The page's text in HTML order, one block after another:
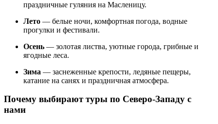
праздничные гуляния на Масленицу.
Лето — белые ночи, комфортная погода, водные
прогулки и фестивали.
Осень — золотая листва, уютные города, грибные и
ягодные леса.
Зима — заснеженные крепости, ледяные пещеры,
катание на санях и праздничная атмосфера.
Почему выбирают туры по Северо-Западу с
нами